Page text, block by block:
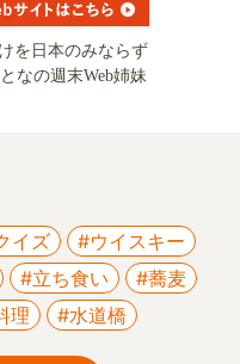
を日本のみならず
なの週末Web姉妹
イズ
#ウイスキー
#立ち食い
#蕎麦
理 #水道橋